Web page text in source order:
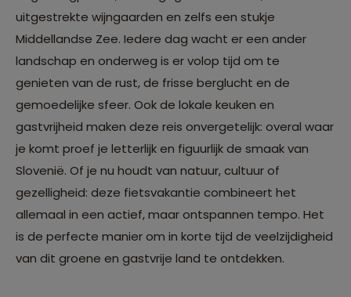
uitgestrekte wijngaarden en zelfs een stukje
Middellandse Zee. Iedere dag wacht er een ander
landschap en onderweg is er volop tijd om te
genieten van de rust, de frisse berglucht en de
gemoedelijke sfeer. Ook de lokale keuken en
gastvrijheid maken deze reis onvergetelijk: overal waar
je komt proef je letterlijk en figuurlijk de smaak van
Slovenië. Of je nu houdt van natuur, cultuur of
gezelligheid: deze fietsvakantie combineert het
allemaal in een actief, maar ontspannen tempo. Het
is de perfecte manier om in korte tijd de veelzijdigheid
van dit groene en gastvrije land te ontdekken.